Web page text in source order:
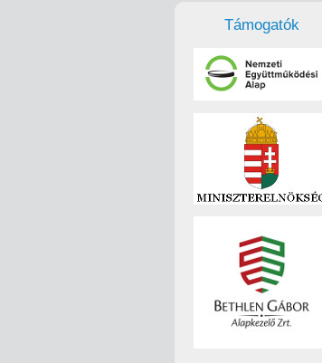
Támogatók